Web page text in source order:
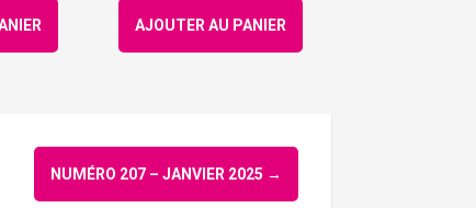
AJOUTER AU PANIER
NUMÉRO 207 – JANVIER 2025 →